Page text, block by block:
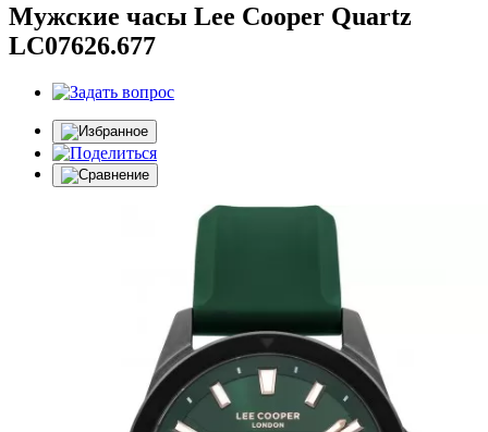
Мужские часы Lee Cooper Quartz
LC07626.677